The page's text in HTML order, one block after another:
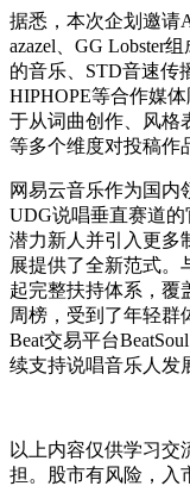
据悉，本次企划邀请
azazel、GG Lobster
的音乐、STD音速传
HIPHOPE等合作媒
于从词曲创作、风格
等多个维度对投稿作
网易云音乐作为国内
UDG说唱垂直赛道
潜力新人并引入更多
展提供了全新范式。
起完整扶持体系，覆
周榜，受到了年轻群
Beat交易平台
续支持说唱音乐人发
以上内容仅供学习交
担。股市有风险，入